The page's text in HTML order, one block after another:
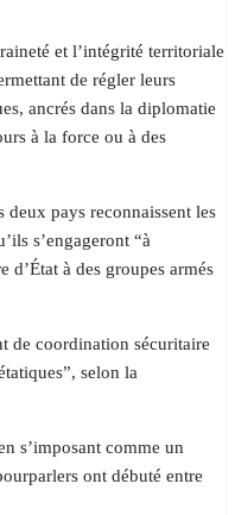
et l’intégrité territoriale
de régler leurs
ancrés dans la diplomatie
à la force ou à des
pays reconnaissent les
s’engageront “à
d’État à des groupes armés
de coordination sécuritaire
selon la
s’imposant comme un
ont débuté entre